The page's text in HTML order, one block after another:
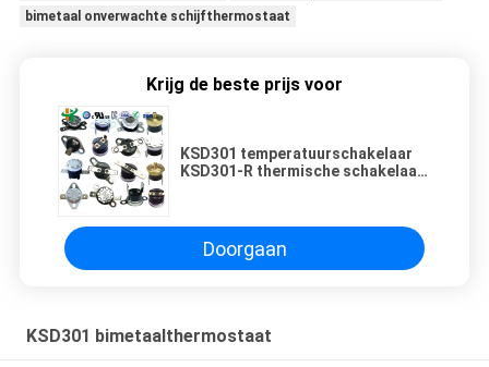
bimetaal onverwachte schijfthermostaat
Krijg de beste prijs voor
KSD301 temperatuurschakelaar
KSD301-R thermische schakelaar
Doorgaan
KSD301 bimetaalthermostaat